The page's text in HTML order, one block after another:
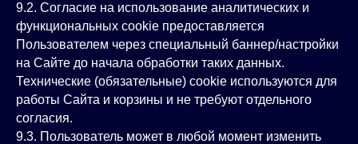
9.2. Согласие на использование аналитических и
функциональных cookie предоставляется
Пользователем через специальный баннер/настройки
на Сайте до начала обработки таких данных.
Технические (обязательные) cookie используются для
работы Сайта и корзины и не требуют отдельного
согласия.
9.3. Пользователь может в любой момент изменить